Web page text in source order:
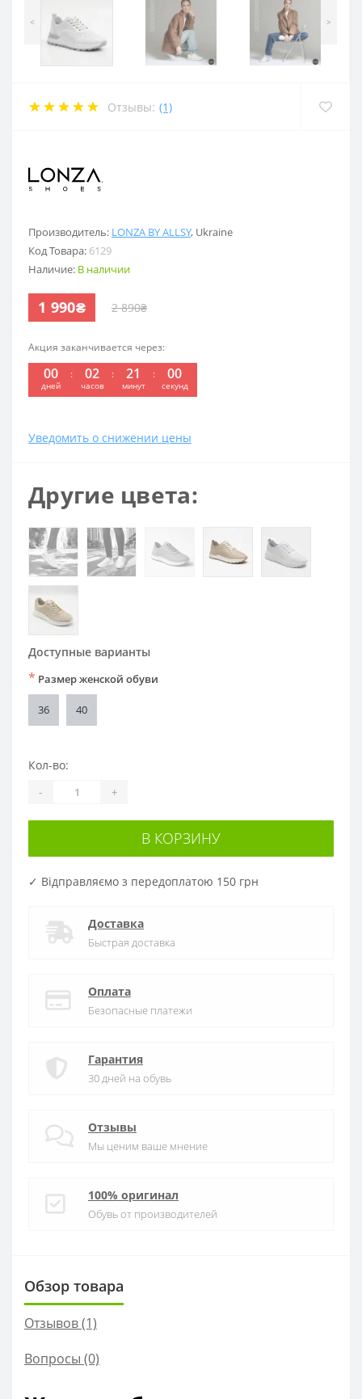
< >
Отзывы: (1)
Производитель: LONZA BY ALLSY, Ukraine
Код Товара: 6129
Наличие: В наличии
1 990₴ 2 890₴
Акция заканчивается через:
00
дней
02
часов
20
минут
59
секунд
Уведомить о снижении цены
.
Другие цвета:
Доступные варианты
* Размер женской обуви
36 40
Кол-во:
- +
В КОРЗИНУ
✓ Відправляємо з передоплатою 150 грн
Доставка
Быстрая доставка
Оплата
Безопасные платежи
Гарантия
30 дней на обувь
Отзывы
Мы ценим ваше мнение
100% оригинал
Обувь от производителей
Обзор товара
Отзывов (1)
Вопросы (0)